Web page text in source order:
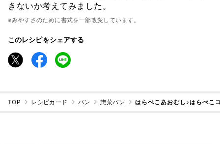
きないか考えてみました。
※みやすさのために書式を一部改変しています。
このレシピをシェアする
TOP レシピカード パン 惣菜パン はらぺこあおむし♪はらぺこ